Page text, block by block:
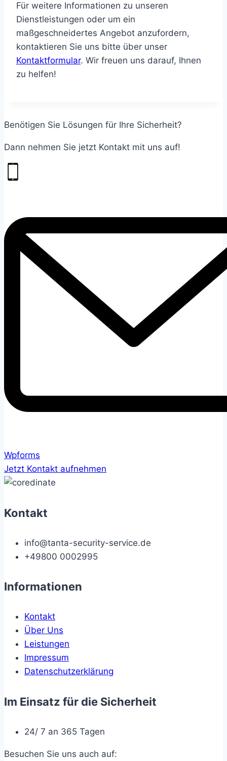
Für weitere Informationen zu unseren
Dienstleistungen oder um ein
maßgeschneidertes Angebot anzufordern,
kontaktieren Sie uns bitte über unser
Kontaktformular. Wir freuen uns darauf, Ihnen
zu helfen!
Benötigen Sie Lösungen für Ihre Sicherheit?
Dann nehmen Sie jetzt Kontakt mit uns auf!
Wpforms
Jetzt Kontakt aufnehmen
Kontakt
info@tanta-security-service.de
+49800 0002995
Informationen
Kontakt
Über Uns
Leistungen
Impressum
Datenschutzerklärung
Im Einsatz für die Sicherheit
24/ 7 an 365 Tagen
Besuchen Sie uns auch auf: